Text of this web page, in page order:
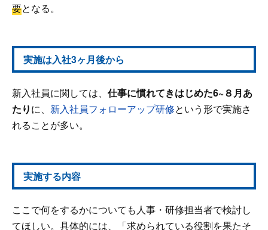
要となる。
実施は入社3ヶ月後から
新入社員に関しては、 仕事に慣れてきはじめた6~８月あ
たりに、 新入社員フォローアップ研修という形で実施さ
れることが多い。
実施する内容
ここで何をするかについても人事・研修担当者で検討し
てほしい。具体的には、「求められている役割を果たそ